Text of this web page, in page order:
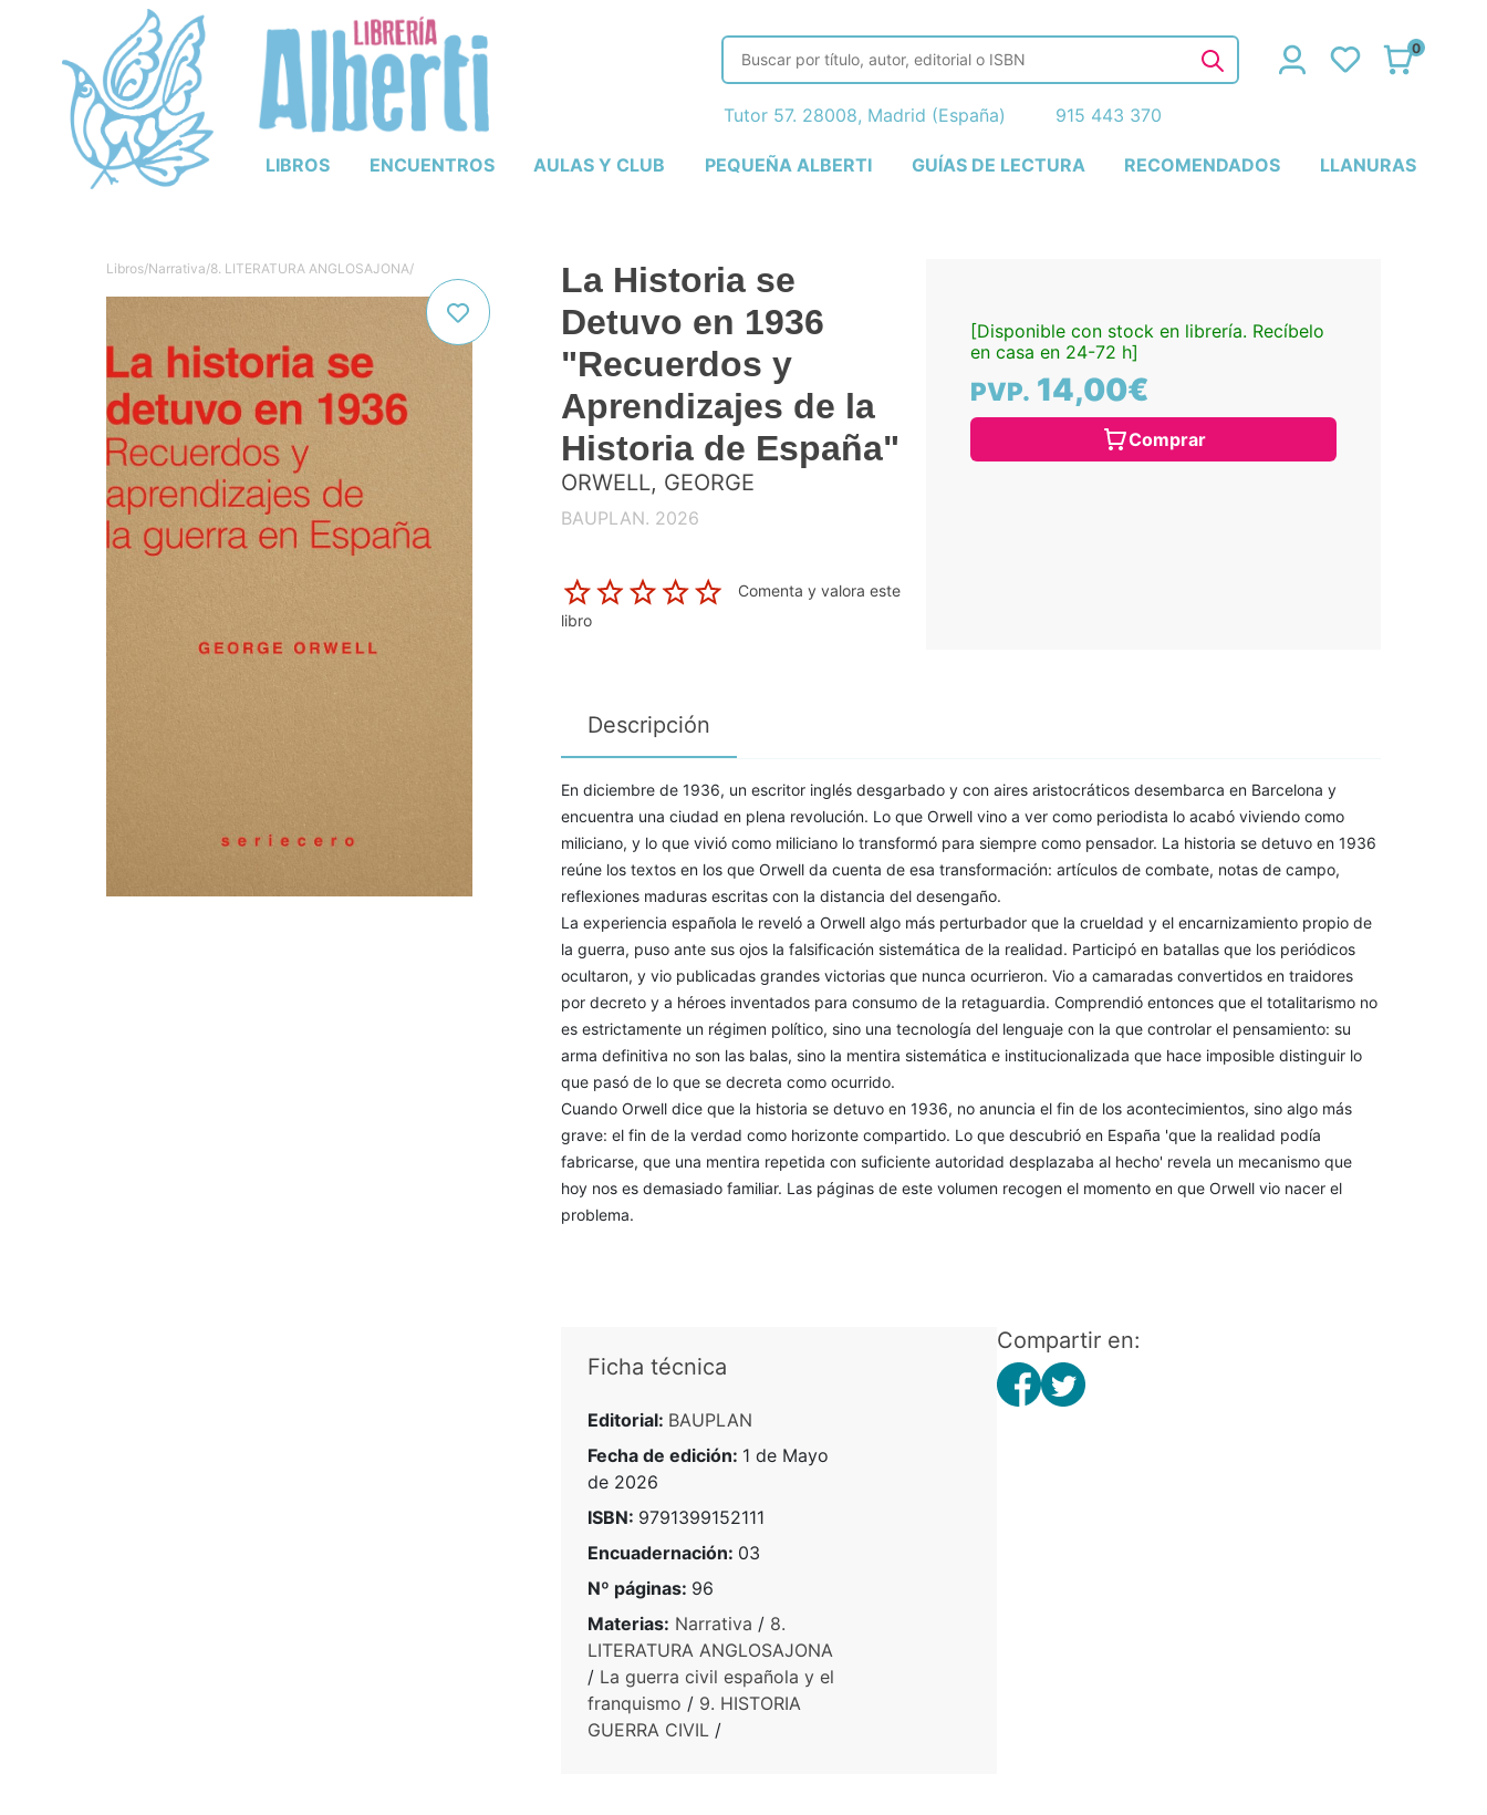
LIBROS ENCUENTROS AULAS Y CLUB PEQUEÑA ALBERTI GUÍAS DE LECTURA RECOMENDADOS LLANURAS
0
Tutor 57. 28008, Madrid (España) 915 443 370
Libros/Narrativa/8. LITERATURA ANGLOSAJONA/
La Historia se
Detuvo en 1936
"Recuerdos y
Aprendizajes de la
Historia de España"
ORWELL, GEORGE
BAUPLAN. 2026
Comenta y valora este
libro
[Disponible con stock en librería. Recíbelo
en casa en 24-72 h]
PVP. 14,00€
Comprar
Descripción
En diciembre de 1936, un escritor inglés desgarbado y con aires aristocráticos desembarca en Barcelona y
encuentra una ciudad en plena revolución. Lo que Orwell vino a ver como periodista lo acabó viviendo como
miliciano, y lo que vivió como miliciano lo transformó para siempre como pensador. La historia se detuvo en 1936
reúne los textos en los que Orwell da cuenta de esa transformación: artículos de combate, notas de campo,
reflexiones maduras escritas con la distancia del desengaño.
La experiencia española le reveló a Orwell algo más perturbador que la crueldad y el encarnizamiento propio de
la guerra, puso ante sus ojos la falsificación sistemática de la realidad. Participó en batallas que los periódicos
ocultaron, y vio publicadas grandes victorias que nunca ocurrieron. Vio a camaradas convertidos en traidores
por decreto y a héroes inventados para consumo de la retaguardia. Comprendió entonces que el totalitarismo no
es estrictamente un régimen político, sino una tecnología del lenguaje con la que controlar el pensamiento: su
arma definitiva no son las balas, sino la mentira sistemática e institucionalizada que hace imposible distinguir lo
que pasó de lo que se decreta como ocurrido.
Cuando Orwell dice que la historia se detuvo en 1936, no anuncia el fin de los acontecimientos, sino algo más
grave: el fin de la verdad como horizonte compartido. Lo que descubrió en España 'que la realidad podía
fabricarse, que una mentira repetida con suficiente autoridad desplazaba al hecho' revela un mecanismo que
hoy nos es demasiado familiar. Las páginas de este volumen recogen el momento en que Orwell vio nacer el
problema.
Ficha técnica
Editorial: BAUPLAN
Fecha de edición: 1 de Mayo
de 2026
ISBN: 9791399152111
Encuadernación: 03
Nº páginas: 96
Materias: Narrativa / 8.
LITERATURA ANGLOSAJONA
/ La guerra civil española y el
franquismo / 9. HISTORIA
GUERRA CIVIL /
Compartir en: